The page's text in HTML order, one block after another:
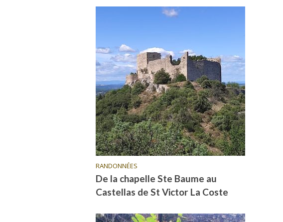
RANDONNÉES
De la chapelle Ste Baume au
Castellas de St Victor La Coste